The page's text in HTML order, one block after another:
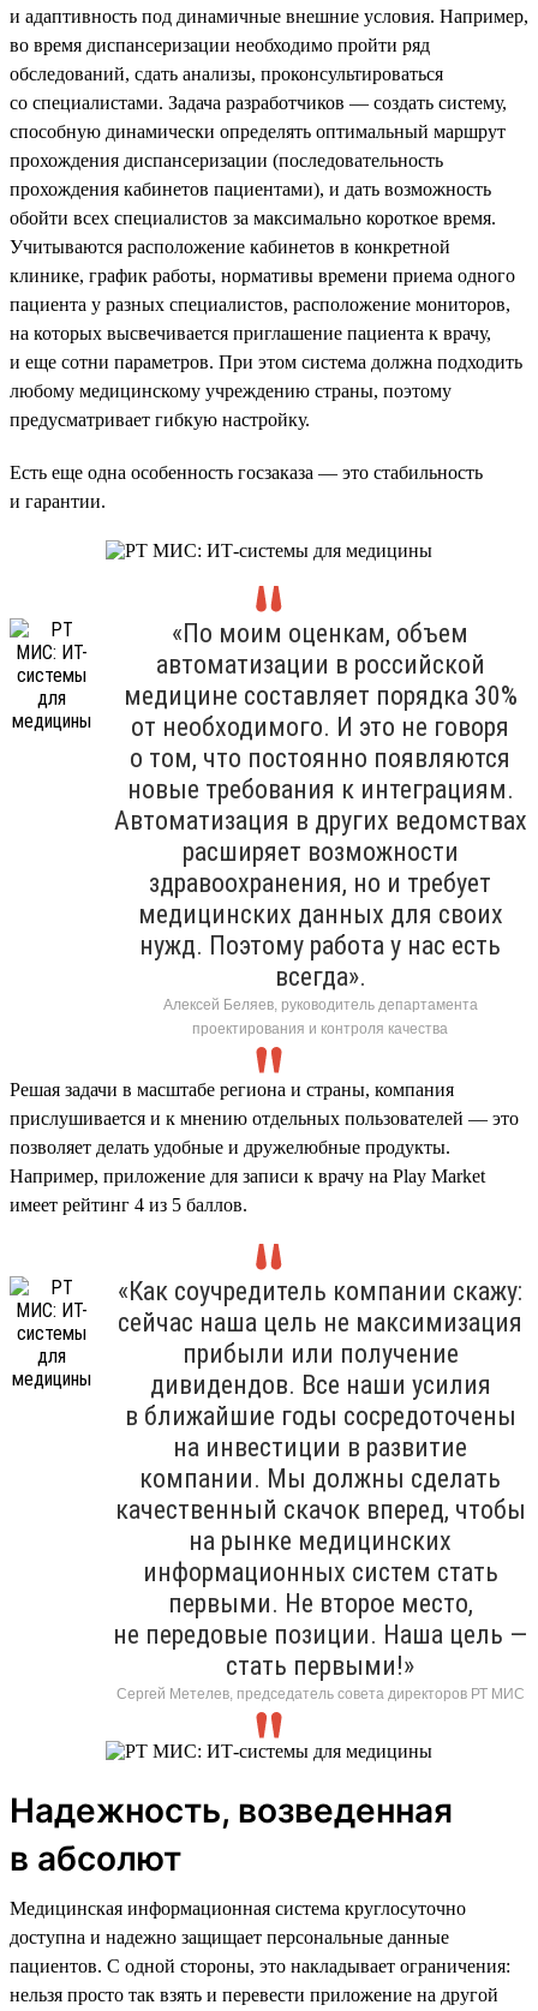
и адаптивность под динамичные внешние условия. Например,
во время диспансеризации необходимо пройти ряд
обследований, сдать анализы, проконсультироваться
со специалистами. Задача разработчиков — создать систему,
способную динамически определять оптимальный маршрут
прохождения диспансеризации (последовательность
прохождения кабинетов пациентами), и дать возможность
обойти всех специалистов за максимально короткое время.
Учитываются расположение кабинетов в конкретной
клинике, график работы, нормативы времени приема одного
пациента у разных специалистов, расположение мониторов,
на которых высвечивается приглашение пациента к врачу,
и еще сотни параметров. При этом система должна подходить
любому медицинскому учреждению страны, поэтому
предусматривает гибкую настройку.
Есть еще одна особенность госзаказа — это стабильность
и гарантии.
«По моим оценкам, объем
автоматизации в российской
медицине составляет порядка 30%
от необходимого. И это не говоря
о том, что постоянно появляются
новые требования к интеграциям.
Автоматизация в других ведомствах
расширяет возможности
здравоохранения, но и требует
медицинских данных для своих
нужд. Поэтому работа у нас есть
всегда».
Алексей Беляев, руководитель департамента
проектирования и контроля качества
Решая задачи в масштабе региона и страны, компания
прислушивается и к мнению отдельных пользователей — это
позволяет делать удобные и дружелюбные продукты.
Например, приложение для записи к врачу на Play Market
имеет рейтинг 4 из 5 баллов.
«Как соучредитель компании скажу:
сейчас наша цель не максимизация
прибыли или получение
дивидендов. Все наши усилия
в ближайшие годы сосредоточены
на инвестиции в развитие
компании. Мы должны сделать
качественный скачок вперед, чтобы
на рынке медицинских
информационных систем стать
первыми. Не второе место,
не передовые позиции. Наша цель —
стать первыми!»
Сергей Метелев, председатель совета директоров РТ МИС
Надежность, возведенная
в абсолют
Медицинская информационная система круглосуточно
доступна и надежно защищает персональные данные
пациентов. С одной стороны, это накладывает ограничения:
нельзя просто так взять и перевести приложение на другой